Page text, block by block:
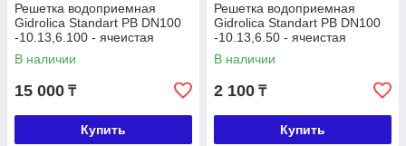
Решетка водоприемная
Gidrolica Standart РВ DN100
-10.13,6.100 - ячеистая
стальная оцинкованная, кл.
В125
В наличии
15 000 ₸
Купить
Решетка водоприемная
Gidrolica Standart РВ DN100
-10.13,6.50 - ячеистая
пластиковая, кл. А15
В наличии
2 100 ₸
Купить